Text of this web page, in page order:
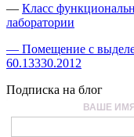
— Класс
лаборатории
— Помещение с
60.13330.2012
Подписка на блог
ВАШЕ